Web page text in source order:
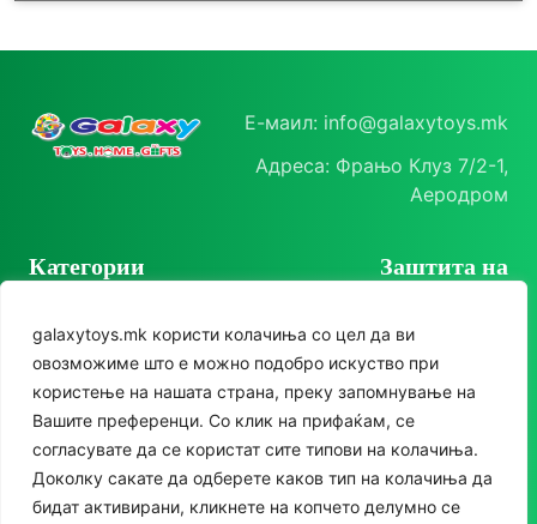
galaxytoys.mk користи колачиња со цел да ви
овозможиме што е можно подобро искуство при
користење на нашата страна, преку запомнување на
Вашите преференци. Со клик на прифаќам, се
согласувате да се користат сите типови на колачиња.
Доколку сакате да одберете каков тип на колачиња да
бидат активирани, кликнете на копчето делумно се
Е-маил: info@galaxytoys.mk
Адреса: Фрањо Клуз 7/2-1,
Аеродром
Категории
Сезонска опрема
Друштвени игри
За двор
Едукативни
Заштита на
Политика на
приватност
Политика за колачиња
Следете нè
Instagram
Facebook